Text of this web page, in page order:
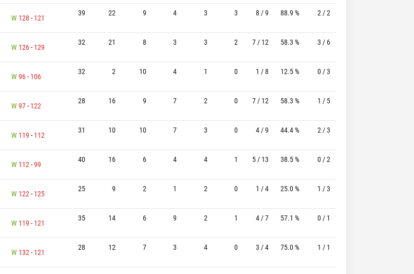
W 128 - 121
39 22 9 4 3 3 8 / 9 88.9 % 2 / 2
W 126- 129
32 21 8 3 3 2 7 / 12 58.3 % 3 / 6
W96- 106
32 2 10 4 1 0 1 / 8 12.5 % 0 / 3
W97- 122
28 16 9 7 2 0 7 / 12 58.3 % 1 / 5
W 119 - 112
31 10 10 7 3 0 4 / 9 44.4 % 2 / 3
W 112-99
40 16 6 4 4 1 5 / 13 38.5 % 0 / 2
W 122- 125
25 9 2 1 2 0 1 / 4 25.0 % 1 / 3
W 119 - 121
35 14 6 9 2 1 4 / 7 57.1 % 0 / 1
W 132- 121
28 12 7 3 4 0 3 / 4 75.0 % 1 / 1